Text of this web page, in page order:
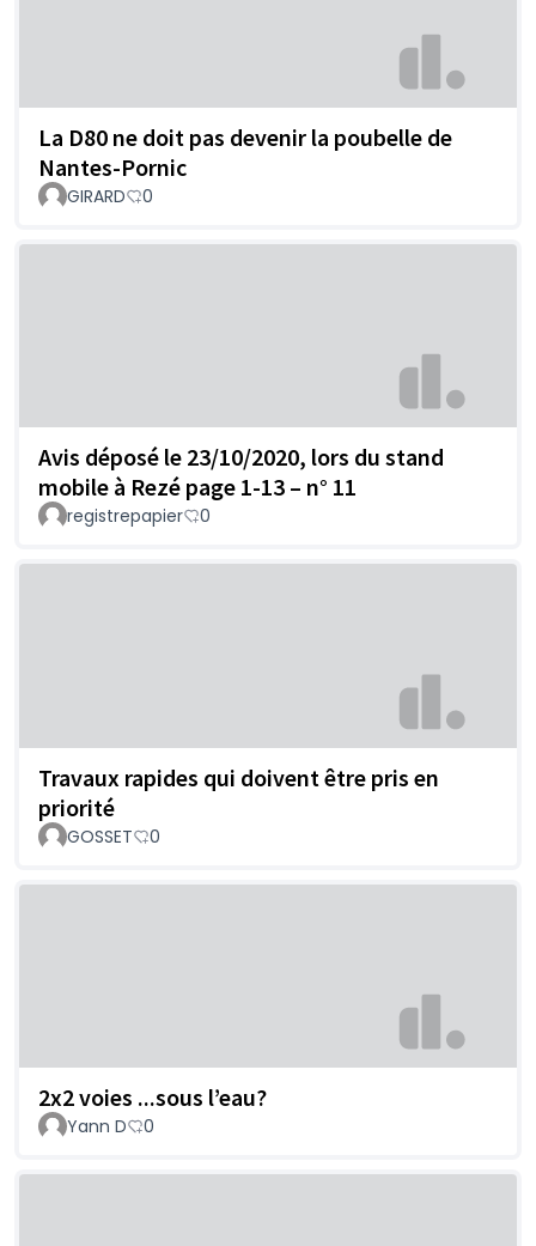
La D80 ne doit pas devenir la poubelle de
Nantes-Pornic
GIRARD 0
Avis déposé le 23/10/2020, lors du stand
mobile à Rezé page 1-13 – n° 11
registrepapier 0
Travaux rapides qui doivent être pris en
priorité
GOSSET 0
2x2 voies ...sous l’eau?
Yann D 0